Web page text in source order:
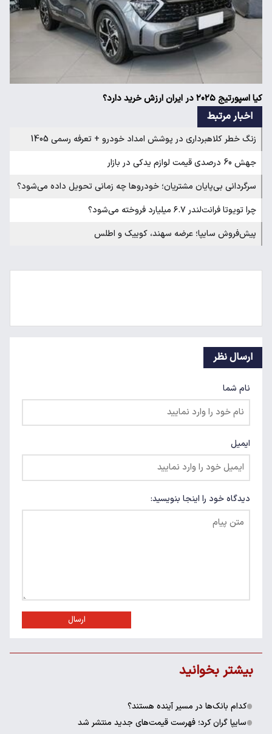
کیا اسپورتیج ۲۰۲۵ در ایران ارزش خرید دارد؟
اخبار مرتبط
زنگ خطر کلاهبرداری در پوشش امداد خودرو + تعرفه رسمی 1405
جهش 60 درصدی قیمت لوازم یدکی در بازار
سرگردانی بی‌پایان مشتریان؛ خودروها چه زمانی تحویل داده می‌شود؟
چرا تویوتا فرانت‌لندر ۶.۷ میلیارد فروخته می‌شود؟
پیش‌فروش سایپا؛ عرضه سهند، کوییک و اطلس
ارسال نظر
نام شما
ایمیل
دیدگاه خود را اینجا بنویسید:
ارسال
بیشتر بخوانید
کدام بانک‌ها در مسیر آینده هستند؟
سایپا گران کرد؛ فهرست قیمت‌های جدید منتشر شد